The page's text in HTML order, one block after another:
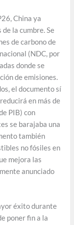
China ya
la cumbre. Se
de carbono de
(NDC, por
donde se
de emisiones.
el documento sí
en más de
PIB) con
se barajaba una
también
no fósiles en
mejora las
anunciado
éxito durante
poner fin a la